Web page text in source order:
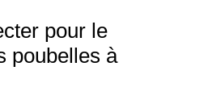
pour le
poubelles à